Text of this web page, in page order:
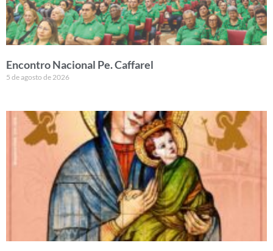
Encontro Nacional Pe. Caffarel
5 de agosto de 2026